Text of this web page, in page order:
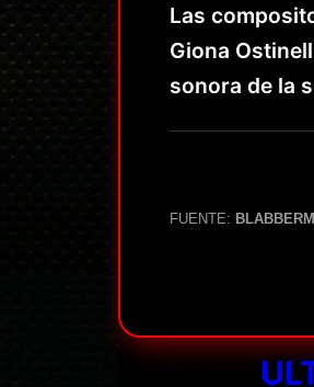
Las
Giona
sonora de la
FUENTE: